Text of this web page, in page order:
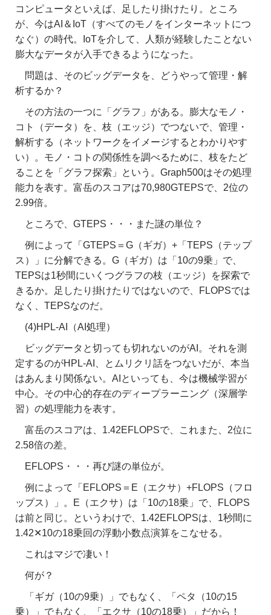
コンピュータといえば、足したり掛けたり。ところ
が、今はAI＆IoT（すべてのモノをインターネットにつ
なぐ）の時代。IoTを介して、人類が経験したことない
膨大なデータが入手できるようになった。
問題は、そのビッグデータを、どうやって管理・解
析するか？
その方法の一つに「グラフ」がある。膨大なモノ・
コト（データ）を、枝（エッジ）でつないで、管理・
解析する（ネットワークをイメージするとわかりやす
い）。モノ・コトの関係性を調べるために、枝をたど
ることを「グラフ探索」という。Graph500はその処理
能力を表す。富岳のスコアは70,980GTEPSで、2位の
2.99倍。
ところで、GTEPS・・・また謎の単位？
例によって「GTEPS＝G（ギガ）+「TEPS（テップ
ス）」に分解できる。G（ギガ）は「10の9乗」で、
TEPSは1秒間にいくつグラフの枝（エッジ）を探索で
きるか。足したり掛けたりではないので、FLOPSでは
なく、TEPSなのだ。
(4)HPL-AI（AI処理）
ビッグデータと切っても切れないのがAI。それを測
定するのがHPL-AI、とムリクリ話をつないだが、本当
はあんまり関係ない。AIといっても、今は機械学習が
中心。その中心的存在のディープラーニング（深層学
習）の処理能力を表す。
富岳のスコアは、1.42EFLOPSで、これまた、2位に
2.58倍の差。
EFLOPS・・・再び謎の単位が。
例によって「EFLOPS＝E（エクサ）+FLOPS（フロ
ップス）」。E（エクサ）は「10の18乗」で、FLOPS
は前と同じ。というわけで、1.42EFLOPSは、1秒間に
1.42✕10の18乗回の浮動小数点演算をこなせる。
これはマジで凄い！
何が？
「ギガ（10の9乗）」でもなく、「ペタ（10の15
乗）」でもなく、「エクサ（10の18乗）」だから！